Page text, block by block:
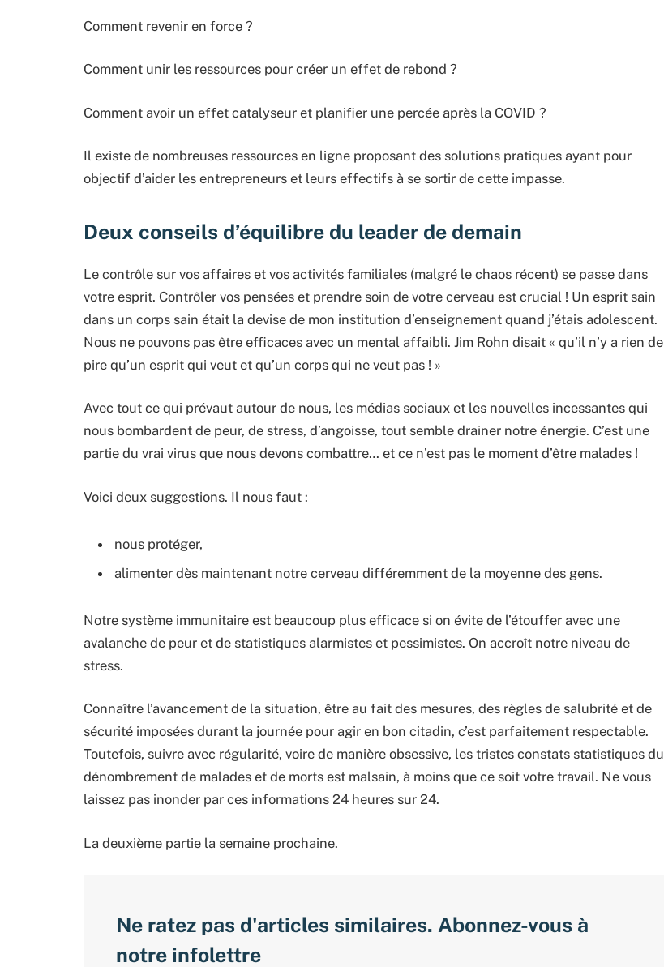
Comment revenir en force ?
Comment unir les ressources pour créer un effet de rebond ?
Comment avoir un effet catalyseur et planifier une percée après la COVID ?
Il existe de nombreuses ressources en ligne proposant des solutions pratiques ayant pour
objectif d’aider les entrepreneurs et leurs effectifs à se sortir de cette impasse.
Deux conseils d’équilibre du leader de demain
Le contrôle sur vos affaires et vos activités familiales (malgré le chaos récent) se passe dans
votre esprit. Contrôler vos pensées et prendre soin de votre cerveau est crucial ! Un esprit sain
dans un corps sain était la devise de mon institution d’enseignement quand j’étais adolescent.
Nous ne pouvons pas être efficaces avec un mental affaibli. Jim Rohn disait « qu’il n’y a rien de
pire qu’un esprit qui veut et qu’un corps qui ne veut pas ! »
Avec tout ce qui prévaut autour de nous, les médias sociaux et les nouvelles incessantes qui
nous bombardent de peur, de stress, d’angoisse, tout semble drainer notre énergie. C’est une
partie du vrai virus que nous devons combattre… et ce n’est pas le moment d’être malades !
Voici deux suggestions. Il nous faut :
nous protéger,
alimenter dès maintenant notre cerveau différemment de la moyenne des gens.
Notre système immunitaire est beaucoup plus efficace si on évite de l’étouffer avec une
avalanche de peur et de statistiques alarmistes et pessimistes. On accroît notre niveau de
stress.
Connaître l’avancement de la situation, être au fait des mesures, des règles de salubrité et de
sécurité imposées durant la journée pour agir en bon citadin, c’est parfaitement respectable.
Toutefois, suivre avec régularité, voire de manière obsessive, les tristes constats statistiques du
dénombrement de malades et de morts est malsain, à moins que ce soit votre travail. Ne vous
laissez pas inonder par ces informations 24 heures sur 24.
La deuxième partie la semaine prochaine.
Ne ratez pas d'articles similaires. Abonnez-vous à
notre infolettre